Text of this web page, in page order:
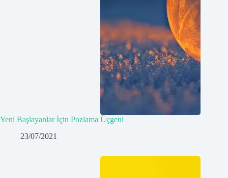
Yeni Başlayanlar İçin Pozlama Üçgeni
23/07/2021